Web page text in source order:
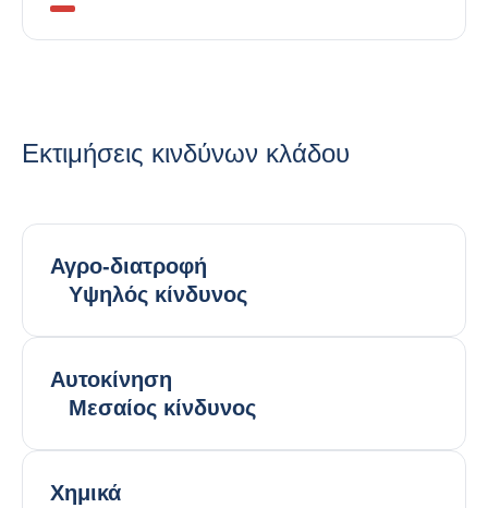
Εκτιμήσεις κινδύνων κλάδου
Αγρο-διατροφή
Υψηλός κίνδυνος
Αυτοκίνηση
Μεσαίος κίνδυνος
Χημικά